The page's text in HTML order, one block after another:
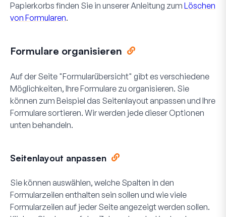
Papierkorbs finden Sie in unserer Anleitung zum Löschen
von Formularen.
Formulare organisieren
Auf der Seite "Formularübersicht" gibt es verschiedene
Möglichkeiten, Ihre Formulare zu organisieren. Sie
können zum Beispiel das Seitenlayout anpassen und Ihre
Formulare sortieren. Wir werden jede dieser Optionen
unten behandeln.
Seitenlayout anpassen
Sie können auswählen, welche Spalten in den
Formularzeilen enthalten sein sollen und wie viele
Formularzeilen auf jeder Seite angezeigt werden sollen.